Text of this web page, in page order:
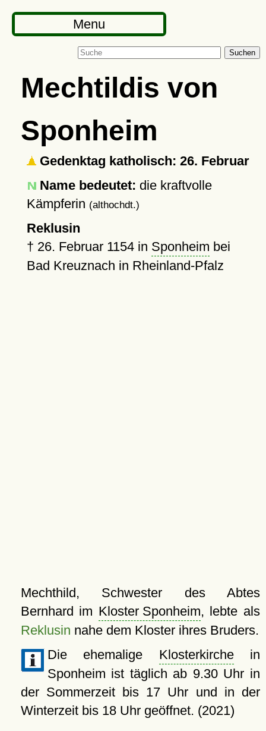
Menu
Suchen
Mechtildis von
Sponheim
Gedenktag katholisch: 26. Februar
Name bedeutet: die kraftvolle
Kämpferin (althochdt.)
Reklusin
† 26. Februar 1154in Sponheim bei
Bad Kreuznach in Rheinland-Pfalz
Mechthild, Schwester des Abtes
Bernhard im Kloster Sponheim, lebte als
Reklusin nahe dem Kloster ihres Bruders.
Die ehemalige Klosterkirchein
Sponheim ist täglich ab 9.30 Uhr in
der Sommerzeit bis 17 Uhr und in der
Winterzeit bis 18 Uhr geöffnet. (2021)